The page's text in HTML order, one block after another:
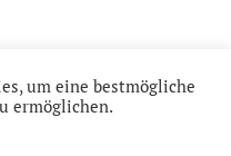
um eine bestmögliche
ermöglichen.